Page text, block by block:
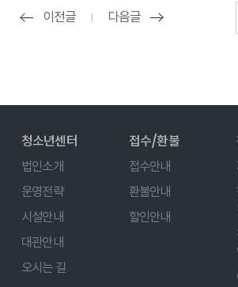
이전글 다음글
청소년센터
법인소개
운영전략
시설안내
대관안내
오시는 길
접수/환불
접수안내
환불안내
할인안내